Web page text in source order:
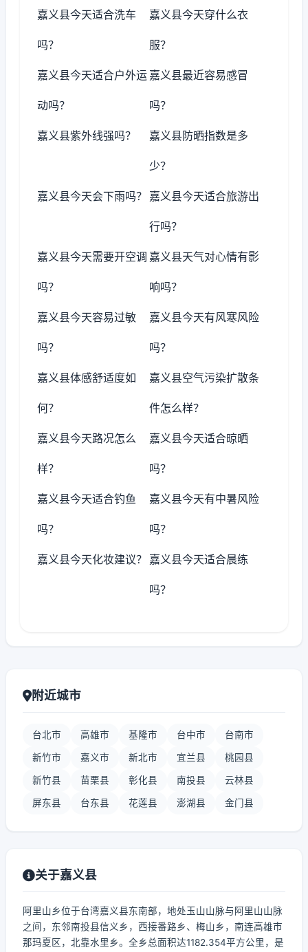
嘉义县今天适合洗车
吗？
嘉义县今天穿什么衣
服？
嘉义县今天适合户外运
动吗？
嘉义县最近容易感冒
吗？
嘉义县紫外线强吗？ 嘉义县防晒指数是多
少？
嘉义县今天会下雨吗？ 嘉义县今天适合旅游出
行吗？
嘉义县今天需要开空调
吗？
嘉义县天气对心情有影
响吗？
嘉义县今天容易过敏
吗？
嘉义县今天有风寒风险
吗？
嘉义县体感舒适度如
何？
嘉义县空气污染扩散条
件怎么样？
嘉义县今天路况怎么
样？
嘉义县今天适合晾晒
吗？
嘉义县今天适合钓鱼
吗？
嘉义县今天有中暑风险
吗？
嘉义县今天化妆建议？ 嘉义县今天适合晨练
吗？
附近城市
台北市 高雄市 基隆市 台中市 台南市
新竹市 嘉义市 新北市 宜兰县 桃园县
新竹县 苗栗县 彰化县 南投县 云林县
屏东县 台东县 花莲县 澎湖县 金门县
关于嘉义县
阿里山乡位于台湾嘉义县东南部，地处玉山山脉与阿里山山脉
之间，东邻南投县信义乡，西接番路乡、梅山乡，南连高雄市
那玛夏区，北靠水里乡。全乡总面积达1182.354平方公里，是